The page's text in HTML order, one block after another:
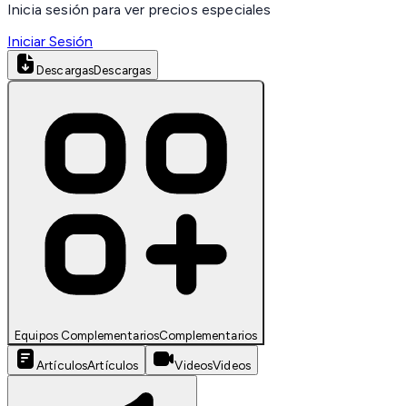
Inicia sesión para ver precios especiales
Iniciar Sesión
DescargasDescargas
Equipos ComplementariosComplementarios
ArtículosArtículos VideosVideos